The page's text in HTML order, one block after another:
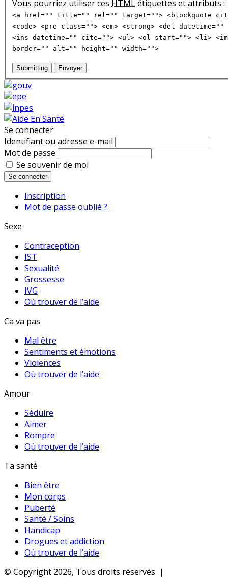
Vous pourriez utiliser ces HTMLétiquettes et attributs :
<a href="" title="" rel="" target=""> <blockquote
<code> <pre class=""> <em> <strong> <del
<ins datetime="" cite=""> <ul> <ol start=""> <li>
border="" alt="" height="" width="">
Submitting Envoyer
Se connecter
Identifiant ou adresse e-mail
Mot de passe
Se souvenir de moi
Se connecter
Inscription
Mot de passe oublié ?
Sexe
Contraception
IST
Sexualité
Grossesse
IVG
Où trouver de l’aide
Ca va pas
Mal être
Sentiments et émotions
Violences
Où trouver de l’aide
Amour
Séduire
Aimer
Rompre
Où trouver de l’aide
Ta santé
Bien être
Mon corps
Puberté
Santé / Soins
Handicap
Drogues et addiction
Où trouver de l’aide
© Copyright 2026, Tous droits réservés |